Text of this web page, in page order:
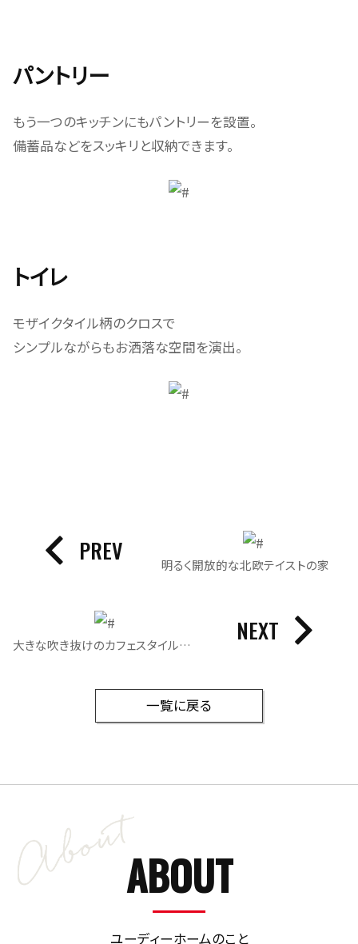
パントリー
もう一つのキッチンにもパントリーを設置。
備蓄品などをスッキリと収納できます。
トイレ
モザイクタイル柄のクロスで
シンプルながらもお洒落な空間を演出。
明るく開放的な北欧テイストの家
PREV
大きな吹き抜けのカフェスタイルハウス NEXT
一覧に戻る
ABOUT
ユーディーホームのこと